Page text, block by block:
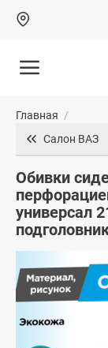
Главная /
Салон ВАЗ
Обивки
универсал